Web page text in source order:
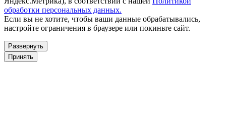
обработки персональных данных.
Если вы не хотите, чтобы ваши данные обрабатывались,
настройте ограничения в браузере или покиньте сайт.
Развернуть
Принять